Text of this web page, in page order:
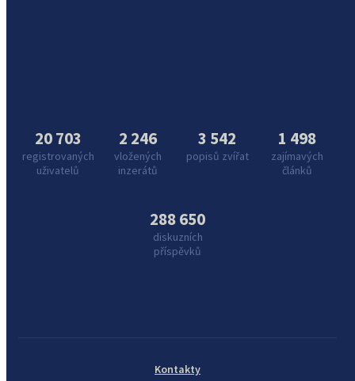
20 703
registrovaných
uživatelů
2 246
vložených
inzerátů
3 542
popisů zvířat
1 498
zajímavých
článků
288 650
diskuzních
příspěvků
Kontakty